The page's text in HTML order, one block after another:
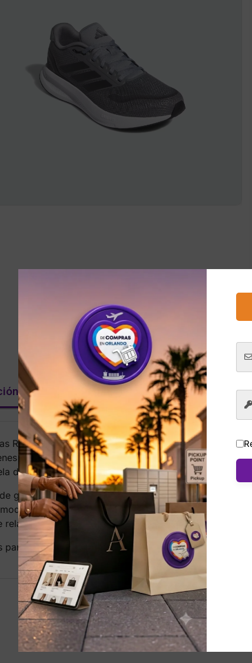
Valoraciones (0)
Runfalcon 5 Wide en color Grey son zapatillas
necesitan mayor espacio en el antepié. Su upper
de EVA proporciona amortiguación ligera para
goma ofrece tracción confiable en superficies
y versátil. Con una calificación superior a
relación calidad‑precio.
para corredores recreativos, caminatas largas o